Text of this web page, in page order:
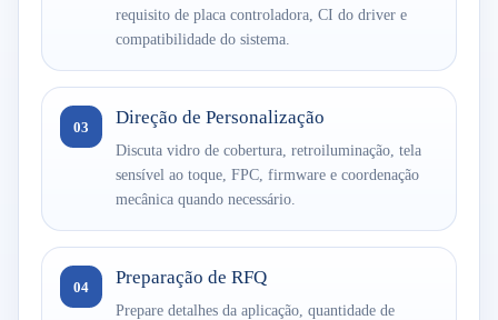
requisito de placa controladora, CI do driver e
compatibilidade do sistema.
03 Direção de Personalização
Discuta vidro de cobertura, retroiluminação, tela
sensível ao toque, FPC, firmware e coordenação
mecânica quando necessário.
04 Preparação de RFQ
Prepare detalhes da aplicação, quantidade de